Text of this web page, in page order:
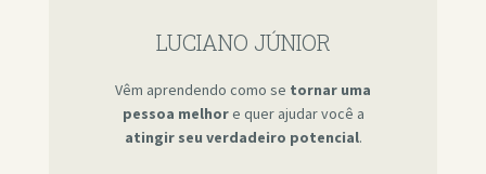
LUCIANO JÚNIOR
Vêm aprendendo como se tornar uma
pessoa melhore quer ajudar você a
atingir seu verdadeiro potencial.